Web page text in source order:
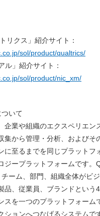
リクス」紹介サイト：
sol/product/qualtrics/
ル」紹介サイト：
sol/product/nic_xm/
いて
企業や組織のエクスペリエン
から管理・分析、およびそ
に至るまでを同じプラットフ
ジープラットフォームです。
ーム、部門、組織全体がビ
品、従業員、ブランドという
スを一つのプラットフォーム
ションへつなげるシステムで